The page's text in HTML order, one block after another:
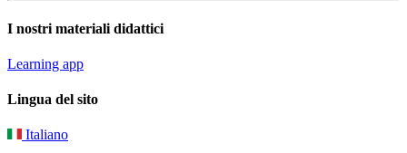
I nostri materiali didattici
Learning app
Lingua del sito
Italiano